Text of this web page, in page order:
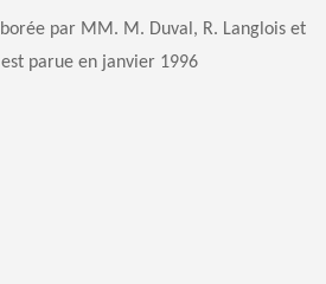
par MM. M. Duval, R. Langlois et
est parue en janvier 1996